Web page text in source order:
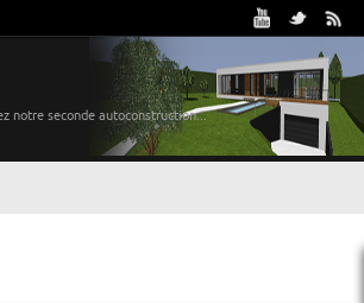
notre seconde autoconstruction...